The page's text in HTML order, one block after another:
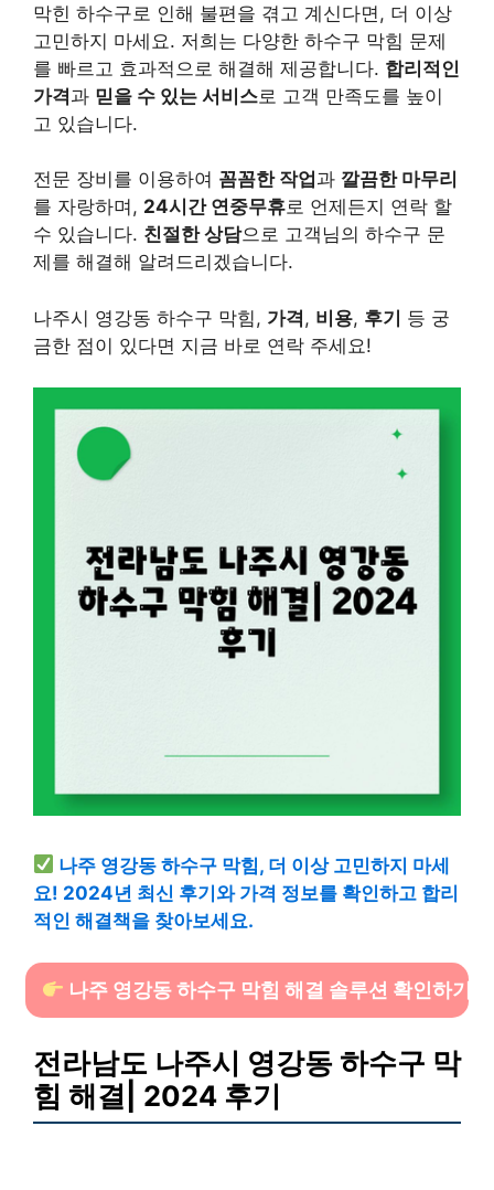
막힌 하수구로 인해 불편을 겪고 계신다면, 더 이상
고민하지 마세요. 저희는 다양한 하수구 막힘 문제
를 빠르고 효과적으로 해결해 제공합니다. 합리적인
가격과 믿을 수 있는 서비스로 고객 만족도를 높이
고 있습니다.
전문 장비를 이용하여 꼼꼼한 작업 과 깔끔한 마무리
를 자랑하며, 24시간 연중무휴로 언제든지 연락 할
수 있습니다. 친절한 상담으로 고객님의 하수구 문
제를 해결해 알려드리겠습니다.
나주시 영강동 하수구 막힘, 가격, 비용, 후기 등 궁
금한 점이 있다면 지금 바로 연락 주세요!
나주 영강동 하수구 막힘, 더 이상 고민하지 마세
요! 2024년 최신 후기와 가격 정보를 확인하고 합리
적인 해결책을 찾아보세요.
나주 영강동 하수구 막힘 해결 솔루션 확인하기
전라남도 나주시 영강동 하수구 막
힘 해결| 2024 후기